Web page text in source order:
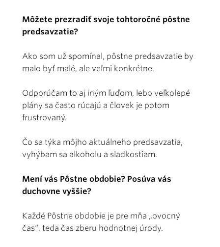
Môžete prezradiť svoje tohtoročné pôstne
predsavzatie?
Ako som už spomínal, pôstne predsavzatie by
malo byť malé, ale veľmi konkrétne.
Odporúčam to aj iným ľuďom, lebo veľkolepé
plány sa často rúcajú a človek je potom
frustrovaný.
Čo sa týka môjho aktuálneho predsavzatia,
vyhýbam sa alkoholu a sladkostiam.
Mení vás Pôstne obdobie? Posúva vás
duchovne vyššie?
Každé Pôstne obdobie je pre mňa „ovocný
čas“, teda čas zberu hodnotnej úrody.